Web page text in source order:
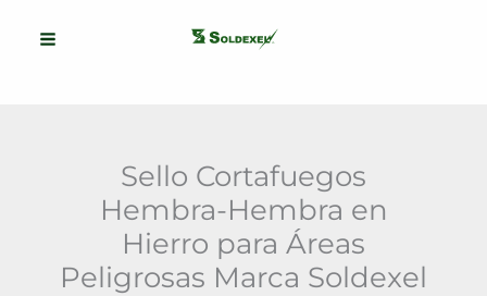
Sello Cortafuegos
Hembra-Hembra en
Hierro para Áreas
Peligrosas Marca Soldexel